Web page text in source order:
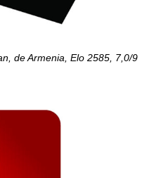
de Armenia, Elo 2585, 7,0/9